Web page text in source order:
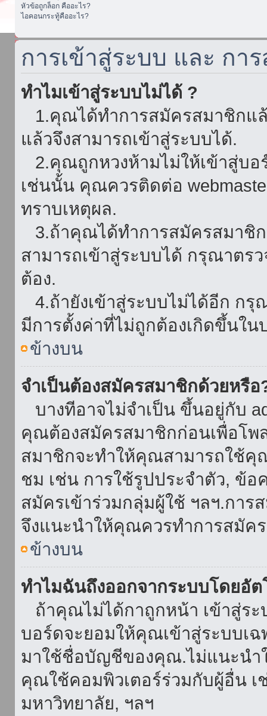
หัวข้อถูกล็อก คืออะไร?
ไอคอนกระทู้คืออะไร?
การเข้าสู่ระบบ และ กา
ทำไมเข้าสู่ระบบไม่ได้ ?
1.คุณได้ทำการสมัครสมาชิกแ
แล้วจึงสามารถเข้าสู่ระบบได้.
2.คุณถูกหวงห้ามไม่ให้เข้าสู่บอ
เช่นนั้น คุณควรติดต่อ
ทราบเหตุผล.
3.ถ้าคุณได้ทำการสมัครสมาชิ
สามารถเข้าสู่ระบบได้ กรุณาตร
ต้อง.
4.ถ้ายังเข้าสู่ระบบไม่ได้อีก กรุ
มีการตั้งค่าที่ไม่ถูกต้องเกิดขึ้นใน
ข้างบน
จำเป็นต้องสมัครสมาชิกด้วยหรือ
บางทีอาจไม่จำเป็น ขึ้นอยู่กับ
คุณต้องสมัครสมาชิกก่อนเพื่อโพ
สมาชิกจะทำให้คุณสามารถใช้คุ
ชม เช่น การใช้รูปประจำตัว, ข้อ
สมัครเข้าร่วมกลุ่มผู้ใช้ ฯลฯ.การ
จึงแนะนำให้คุณควรทำการสมัค
ข้างบน
ทำไมฉันถึงออกจากระบบโดยอั
ถ้าคุณไม่ได้กาถูกหน้า เข้าสู่ร
บอร์ดจะยอมให้คุณเข้าสู่ระบบเ
มาใช้ชื่อบัญชีของคุณ.ไม่แนะนำ
คุณใช้คอมพิวเตอร์ร่วมกับผู้อื่น เ
มหาวิทยาลัย, ฯลฯ